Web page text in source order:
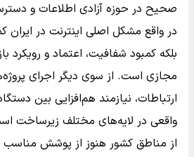
صحیح در حوزه آزادی اطلاعات و
در واقع مشکل اصلی اینترنت در ایران
بلکه کمبود شفافیت، اعتماد و رویکرد
مجازی است. از سوی دیگر اجرای
ارتباطات، نیازمند هم‌افزایی بین
واقعی در لایه‌های مختلف زیرساخت
از مناطق کشور هنوز از پوشش